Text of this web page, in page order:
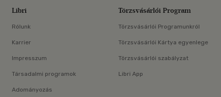
Libri
Rólunk
Karrier
Impresszum
Társadalmi programok
Adományozás
Törzsvásárlói Program
Törzsvásárlói Programunkról
Törzsvásárlói Kártya egyenlege
Törzsvásárlói szabályzat
Libri App